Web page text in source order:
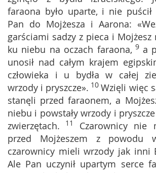
faraona było uparte, i nie puścił
Pan do Mojżesza i Aarona:
garściami sadzy z pieca i Mojżesz
ku niebu na oczach faraona, 9 a
unosił nad całym krajem
człowieka i u bydła w całej
wrzody i pryszcze». 10Wzięli więc
stanęli przed faraonem, a
niebu i powstały wrzody i
zwierzętach. 11 Czarownicy nie
przed Mojżeszem z powodu
czarownicy mieli wrzody jak inni
Ale Pan uczynił upartym serce